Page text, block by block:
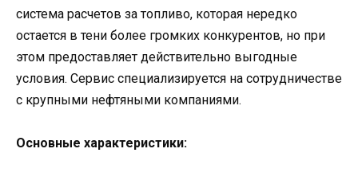
система расчетов за топливо, которая нередко
остается в тени более громких конкурентов, но при
этом предоставляет действительно выгодные
условия. Сервис специализируется на сотрудничестве
с крупными нефтяными компаниями.
Основные характеристики: